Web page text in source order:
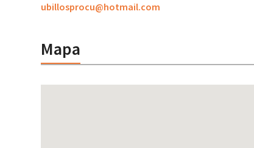
ubillosprocu@hotmail.com
Mapa